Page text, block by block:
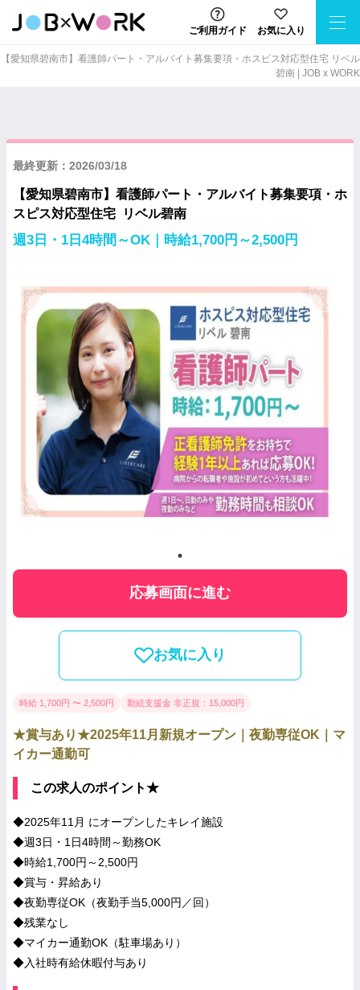
ご利用ガイド お気に入り
【愛知県碧南市】看護師パート・アルバイト募集要項・ホスピス対応型住宅 リベル
碧南 | JOB x WORK
最終更新：2026/03/18
【愛知県碧南市】看護師パート・アルバイト募集要項・ホ
スピス対応型住宅 リベル碧南
週3日・1日4時間～OK｜時給1,700円～2,500円
応募画面に進む
お気に入り
時給 1,700円 〜 2,500円 勤続支援金 非正規：15,000円
★賞与あり★2025年11月新規オープン｜夜勤専従OK｜マ
イカー通勤可
この求人のポイント★
◆2025年11月 にオープンしたキレイ施設
◆週3日・1日4時間～勤務OK
◆時給1,700円～2,500円
◆賞与・昇給あり
◆夜勤専従OK（夜勤手当5,000円／回）
◆残業なし
◆マイカー通勤OK（駐車場あり）
◆入社時有給休暇付与あり